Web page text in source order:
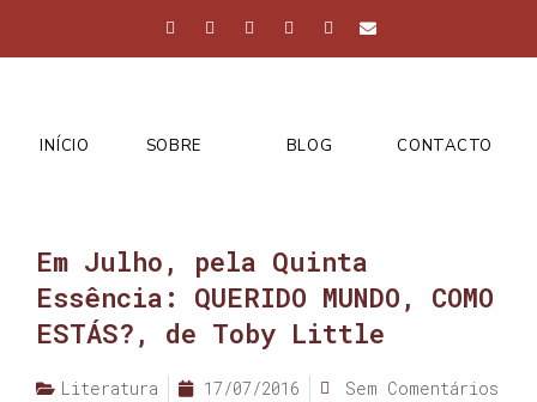
INÍCIO SOBRE BLOG CONTACTO
Em Julho, pela Quinta
Essência: QUERIDO MUNDO, COMO
ESTÁS?, de Toby Little
Literatura 17/07/2016 Sem Comentários